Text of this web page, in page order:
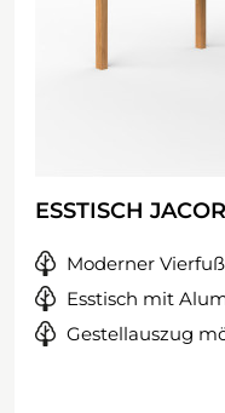
ESSTISCH
Moderner
Esstisch mit
Gestellauszug